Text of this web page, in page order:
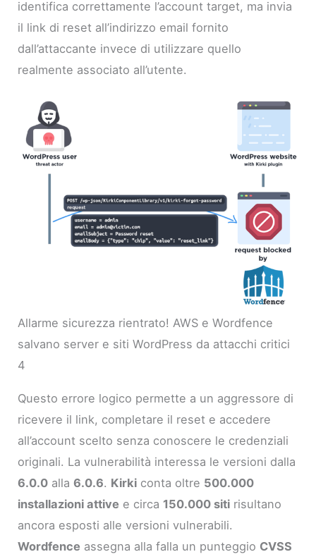
identifica correttamente l’account target, ma invia
il link di reset all’indirizzo email fornito
dall’attaccante invece di utilizzare quello
realmente associato all’utente.
Allarme sicurezza rientrato! AWS e Wordfence
salvano server e siti WordPress da attacchi critici
4
Questo errore logico permette a un aggressore di
ricevere il link, completare il reset e accedere
all’account scelto senza conoscere le credenziali
originali. La vulnerabilità interessa le versioni dalla
6.0.0 alla6.0.6. Kirki conta oltre 500.000
installazioni attive e circa 150.000 siti risultano
ancora esposti alle versioni vulnerabili.
Wordfence assegna alla falla un punteggio CVSS